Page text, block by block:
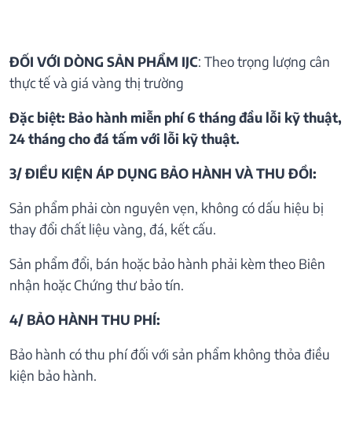
ĐỐI VỚI DÒNG SẢN PHẨM IJC: Theo trọng lượng cân
thực tế và giá vàng thị trường
Đặc biệt: Bảo hành miễn phí 6 tháng đầu lỗi kỹ thuật,
24 tháng cho đá tấm với lỗi kỹ thuật.
3/ ĐIỀU KIỆN ÁP DỤNG BẢO HÀNH VÀ THU ĐỒI:
Sản phẩm phải còn nguyên vẹn, không có dấu hiệu bị
thay đổi chất liệu vàng, đá, kết cấu.
Sản phẩm đổi, bán hoặc bảo hành phải kèm theo Biên
nhận hoặc Chứng thư bảo tín.
4/ BẢO HÀNH THU PHÍ:
Bảo hành có thu phí đối với sản phẩm không thỏa điều
kiện bảo hành.